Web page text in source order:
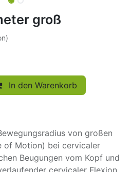
groß
In den Warenkorb
von großen
of Motion) bei cervicaler
Beugungen vom Kopf und
cervicaler Flexion.